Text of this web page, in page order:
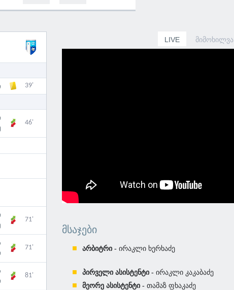
39'
46'
71'
71'
81'
LIVE ᲛᲘᲛᲝᲮᲘᲚᲕᲐ
ᲛᲡᲐᲯᲔᲑᲘ
არბიტრი - ირაკლი ხერხაძე
პირველი ასისტენტი - ირაკლი კაკაბაძე
მეორე ასისტენტი - თამაზ ფხაკაძე